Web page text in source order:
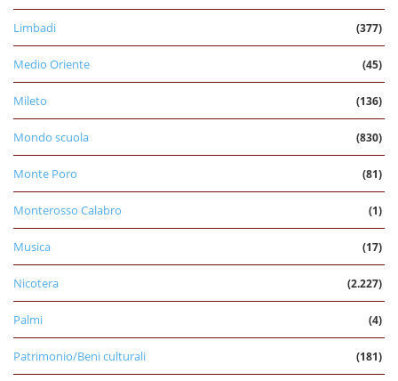
Limbadi (377)
Medio Oriente (45)
Mileto (136)
Mondo scuola (830)
Monte Poro (81)
Monterosso Calabro (1)
Musica (17)
Nicotera (2.227)
Palmi (4)
Patrimonio/Beni culturali (181)